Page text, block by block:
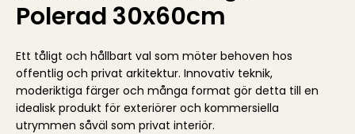
Polerad 30x60cm
Ett tåligt och hållbart val som möter behoven hos
offentlig och privat arkitektur. Innovativ teknik,
moderiktiga färger och många format gör detta till en
idealisk produkt för exteriörer och kommersiella
utrymmen såväl som privat interiör.